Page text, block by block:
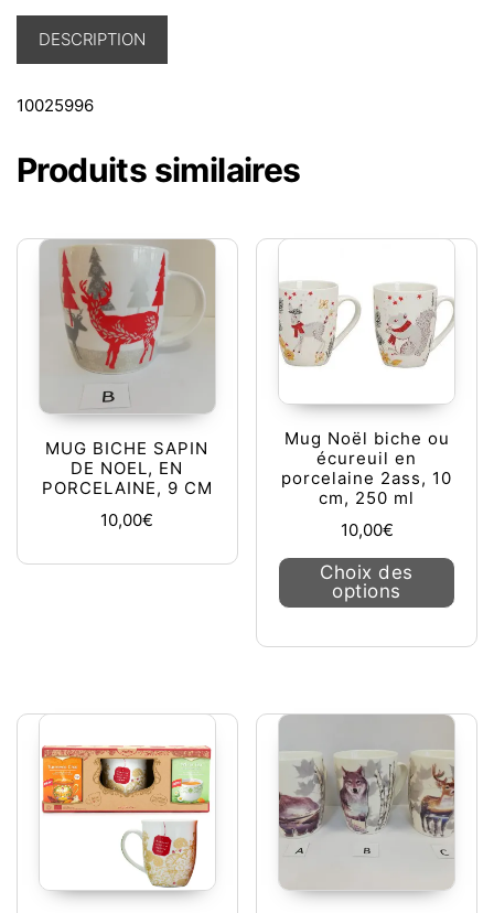
DESCRIPTION
10025996
Produits similaires
MUG BICHE SAPIN
DE NOEL, EN
PORCELAINE, 9 CM
10,00€
Mug Noël biche ou
écureuil en
porcelaine 2ass, 10
cm, 250 ml
10,00€
Choix des
options